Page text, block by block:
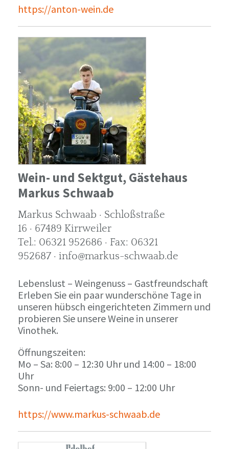
https://anton-wein.de
Wein- und Sektgut, Gästehaus
Markus Schwaab
Markus Schwaab · Schloßstraße
16 · 67489 Kirrweiler
Tel.: 06321 952686 · Fax: 06321
952687 · info@markus-schwaab.de
Lebenslust – Weingenuss – Gastfreundschaft
Erleben Sie ein paar wunderschöne Tage in
unseren hübsch eingerichteten Zimmern und
probieren Sie unsere Weine in unserer
Vinothek.
Öffnungszeiten:
Mo – Sa: 8:00 – 12:30 Uhr und 14:00 – 18:00
Uhr
Sonn- und Feiertags: 9:00 – 12:00 Uhr
https://www.markus-schwaab.de